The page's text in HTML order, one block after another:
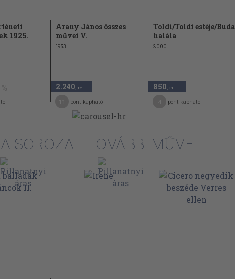
1925.
Arany János összes
művei V.
1953
2.240 ,-Ft
pont kapható
Toldi/Toldi estéje/Buda
halála
2000
850 ,-Ft
pont kapható
A SOROZAT TOVÁBBI MŰVEI